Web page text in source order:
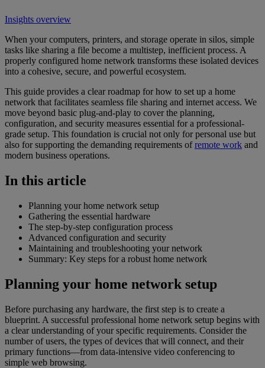
Insights overview
When your computers, printers, and storage operate in silos, simple
tasks like sharing a file become a multistep, inefficient process. A
properly configured home network transforms these isolated devices
into a cohesive, secure, and powerful ecosystem.
This guide provides a clear roadmap for how to set up a home
network that facilitates seamless file sharing and internet access. We
move beyond basic plug-and-play to cover the planning,
configuration, and security measures essential for a professional-
grade setup. This foundation is crucial not only for personal use but
also for supporting the demanding requirements ofremote work and
modern business operations.
In this article
Planning your home network setup
Gathering the essential hardware
The step-by-step configuration process
Advanced configuration and security
Maintaining and troubleshooting your network
Summary: Key steps for a robust home network
Planning your home network setup
Before purchasing any hardware, the first step is to create a
blueprint. A successful professional home network setup begins with
a clear understanding of your specific requirements. Consider the
number of users, the types of devices that will connect, and their
primary functions—from data-intensive video conferencing to
simple web browsing.